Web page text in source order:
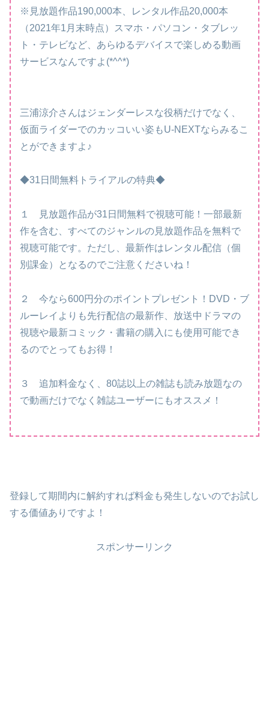
※見放題作品190,000本、レンタル作品20,000本
（2021年1月末時点）スマホ・パソコン・タブレッ
ト・テレビなど、あらゆるデバイスで楽しめる動画
サービスなんですよ(*^^*)
三浦涼介さんはジェンダーレスな役柄だけでなく、
仮面ライダーでのカッコいい姿もU-NEXTならみるこ
とができますよ♪
◆31日間無料トライアルの特典◆
１ 見放題作品が31日間無料で視聴可能！一部最新
作を含む、すべてのジャンルの見放題作品を無料で
視聴可能です。ただし、最新作はレンタル配信（個
別課金）となるのでご注意くださいね！
２ 今なら600円分のポイントプレゼント！DVD・ブ
ルーレイよりも先行配信の最新作、放送中ドラマの
視聴や最新コミック・書籍の購入にも使用可能でき
るのでとってもお得！
３ 追加料金なく、80誌以上の雑誌も読み放題なの
で動画だけでなく雑誌ユーザーにもオススメ！
登録して期間内に解約すれば料金も発生しないのでお試し
する価値ありですよ！
スポンサーリンク